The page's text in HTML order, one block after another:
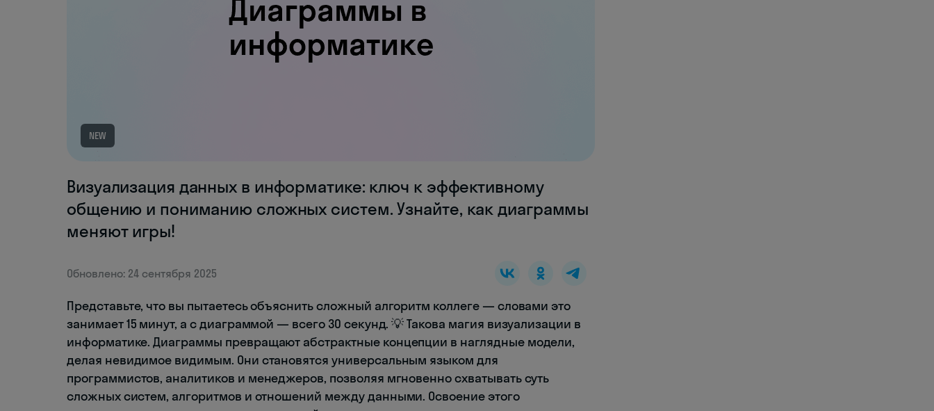
NEW
Визуализация данных в информатике: ключ к эффективному
общению и пониманию сложных систем. Узнайте, как диаграммы
меняют игры!
Обновлено: 24 сентября 2025
Представьте, что вы пытаетесь объяснить сложный алгоритм коллеге — словами это
занимает 15 минут, а с диаграммой — всего 30 секунд. 💡 Такова магия визуализации в
информатике. Диаграммы превращают абстрактные концепции в наглядные модели,
делая невидимое видимым. Они становятся универсальным языком для
программистов, аналитиков и менеджеров, позволяя мгновенно схватывать суть
сложных систем, алгоритмов и отношений между данными. Освоение этого